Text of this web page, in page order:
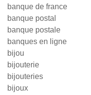
banque de france
banque postal
banque postale
banques en ligne
bijou
bijouterie
bijouteries
bijoux